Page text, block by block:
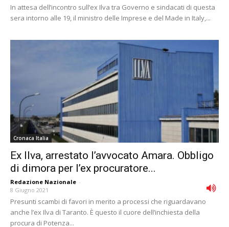
In attesa dell’incontro sull’ex Ilva tra Governo e sindacati di questa
sera intorno alle 19, il ministro delle Imprese e del Made in Italy,...
Cronaca Italia
Ex Ilva, arrestato l’avvocato Amara. Obbligo
di dimora per l’ex procuratore...
Redazione Nazionale -
8 Giugno 2021
Presunti scambi di favori in merito a processi che riguardavano
anche l’ex Ilva di Taranto. È questo il cuore dell’inchiesta della
procura di Potenza...